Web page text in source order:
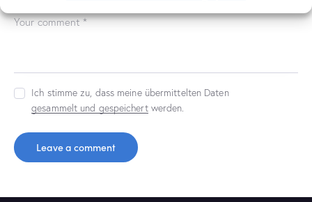
Ich stimme zu, dass meine übermittelten Daten
gesammelt und gespeichertwerden.